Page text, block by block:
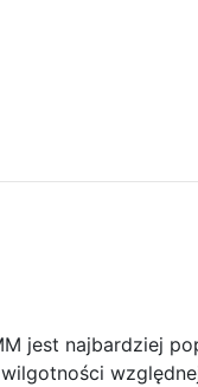
jest najbardziej